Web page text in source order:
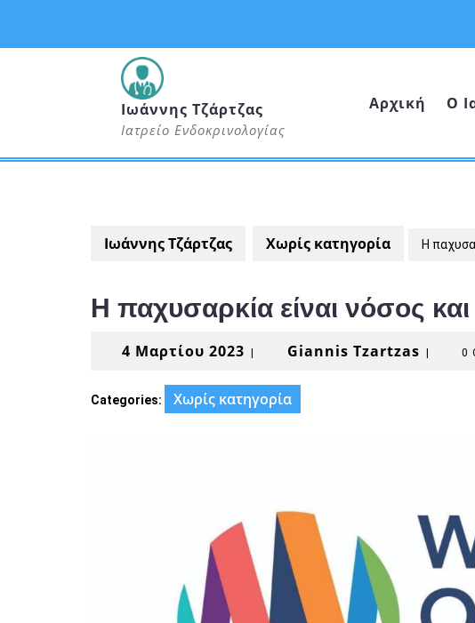
content
Ιωάννης Τζάρτζας
Ιατρείο Ενδοκρινολογίας
Αρχική Ο
Ιωάννης Τζάρτζας Χωρίς κατηγορία Η
Η παχυσαρκία είναι νόσος και
4 Μαρτίου 2023 4
2023
Giannis Tzartzas 0
Categories: Χωρίς κατηγορία